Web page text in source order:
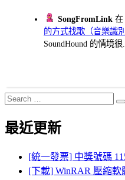
SongFromLink 在
的方式找歌（音樂識別
SoundHound 的情境很...
Search
for:
最近更新
[統一發票] 中獎號碼
[下載] WinRAR 壓縮軟